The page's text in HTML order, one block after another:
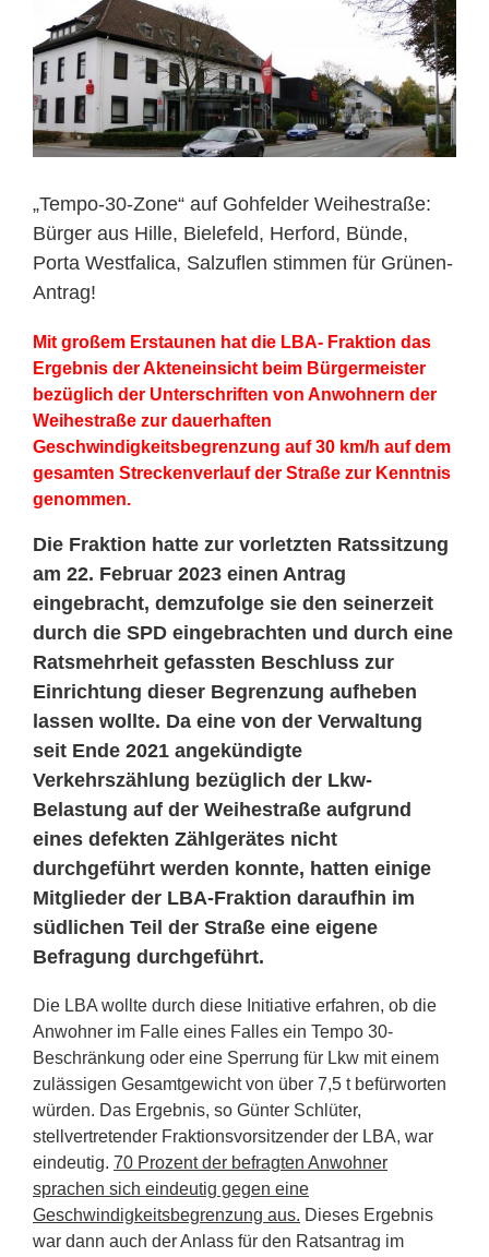
„Tempo-30-Zone“ auf Gohfelder Weihestraße:
Bürger aus Hille, Bielefeld, Herford, Bünde,
Porta Westfalica, Salzuflen stimmen für Grünen-
Antrag!
Mit großem Erstaunen hat die LBA- Fraktion das
Ergebnis der Akteneinsicht beim Bürgermeister
bezüglich der Unterschriften von Anwohnern der
Weihestraße zur dauerhaften
Geschwindigkeitsbegrenzung auf 30 km/h auf dem
gesamten Streckenverlauf der Straße zur Kenntnis
genommen.
Die Fraktion hatte zur vorletzten Ratssitzung
am 22. Februar 2023 einen Antrag
eingebracht, demzufolge sie den seinerzeit
durch die SPD eingebrachten und durch eine
Ratsmehrheit gefassten Beschluss zur
Einrichtung dieser Begrenzung aufheben
lassen wollte. Da eine von der Verwaltung
seit Ende 2021 angekündigte
Verkehrszählung bezüglich der Lkw-
Belastung auf der Weihestraße aufgrund
eines defekten Zählgerätes nicht
durchgeführt werden konnte, hatten einige
Mitglieder der LBA-Fraktion daraufhin im
südlichen Teil der Straße eine eigene
Befragung durchgeführt.
Die LBA wollte durch diese Initiative erfahren, ob die
Anwohner im Falle eines Falles ein Tempo 30-
Beschränkung oder eine Sperrung für Lkw mit einem
zulässigen Gesamtgewicht von über 7,5 t befürworten
würden. Das Ergebnis, so Günter Schlüter,
stellvertretender Fraktionsvorsitzender der LBA, war
eindeutig. 70 Prozent der befragten Anwohner
sprachen sich eindeutig gegen eine
Geschwindigkeitsbegrenzung aus. Dieses Ergebnis
war dann auch der Anlass für den Ratsantrag im